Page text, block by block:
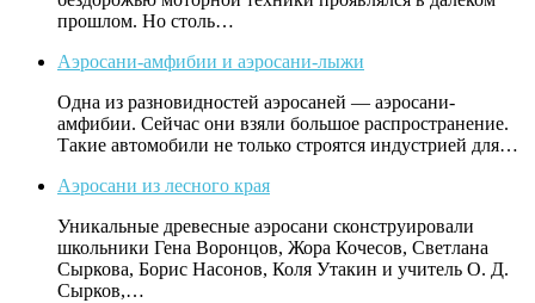
прошлом. Но столь…
Аэросани-амфибии и аэросани-лыжи
Одна из разновидностей аэросаней — аэросани-
амфибии. Сейчас они взяли большое распространение.
Такие автомобили не только строятся индустрией для…
Аэросани из лесного края
Уникальные древесные аэросани сконструировали
школьники Гена Воронцов, Жора Кочесов, Светлана
Сыркова, Борис Насонов, Коля Утакин и учитель О. Д.
Сырков,…